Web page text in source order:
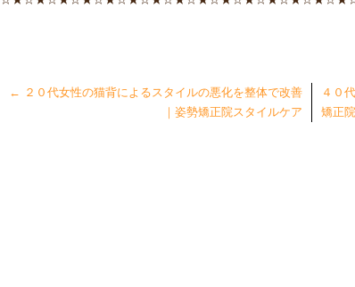
← ２０代女性の猫背によるスタイルの悪化を整体で改善
｜姿勢矯正院スタイルケア
４０
矯正